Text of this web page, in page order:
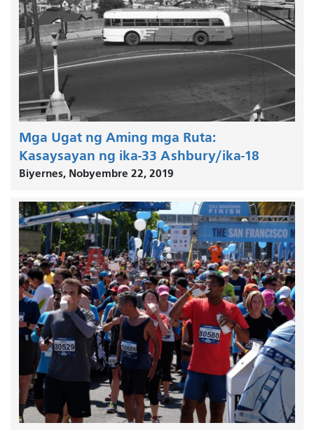
Mga Ugat ng Aming mga Ruta:
Kasaysayan ng ika-33 Ashbury/ika-18
Biyernes, Nobyembre 22, 2019